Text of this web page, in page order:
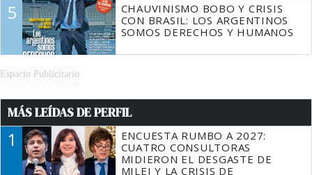
5
CHAUVINISMO BOBO Y CRISIS
CON BRASIL: LOS ARGENTINOS
SOMOS DERECHOS Y HUMANOS
Espacio Publicitario
MÁS LEÍDAS DE PERFIL
1
ENCUESTA RUMBO A 2027:
CUATRO CONSULTORAS
MIDIERON EL DESGASTE DE
MILEI Y LA CRISIS DE